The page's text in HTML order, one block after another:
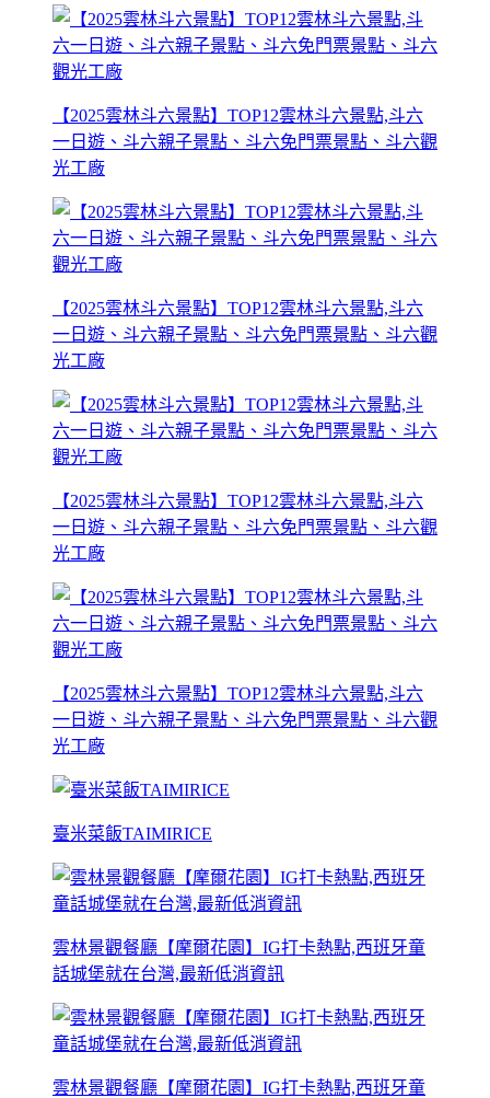
【2025雲林斗六景點】TOP12雲林斗六景點,斗六
一日遊、斗六親子景點、斗六免門票景點、斗六觀
光工廠
【2025雲林斗六景點】TOP12雲林斗六景點,斗六
一日遊、斗六親子景點、斗六免門票景點、斗六觀
光工廠
【2025雲林斗六景點】TOP12雲林斗六景點,斗六
一日遊、斗六親子景點、斗六免門票景點、斗六觀
光工廠
【2025雲林斗六景點】TOP12雲林斗六景點,斗六
一日遊、斗六親子景點、斗六免門票景點、斗六觀
光工廠
臺米菜飯TAIMIRICE
雲林景觀餐廳【摩爾花園】IG打卡熱點,西班牙童
話城堡就在台灣,最新低消資訊
雲林景觀餐廳【摩爾花園】IG打卡熱點,西班牙童